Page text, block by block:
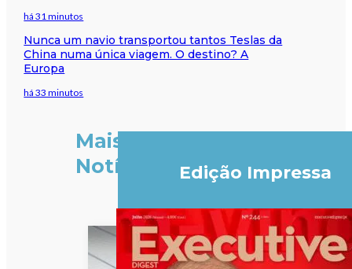
há 31 minutos
Nunca um navio transportou tantos Teslas da
China numa única viagem. O destino? A
Europa
há 33 minutos
Mais
Notícias
Edição Impressa